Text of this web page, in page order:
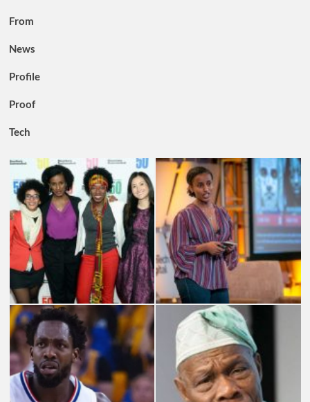
From
News
Profile
Proof
Tech